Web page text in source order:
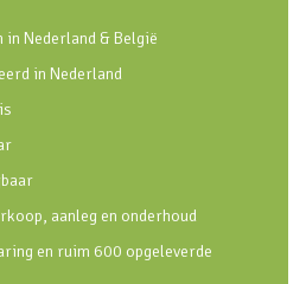
Nederland & België
in Nederland
aanleg en onderhoud
en ruim 600 opgeleverde